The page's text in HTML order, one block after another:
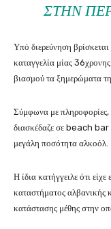
ΣΤΗΝ
Υπό διερεύνηση
καταγγελία μίας
βιασμού τα ξημερώματα
Σύμφωνα με πληροφορίες,
διασκέδαζε σε beach bar
μεγάλη ποσότητα αλκοόλ.
Η ίδια κατήγγειλε ότι
καταστήματος αλβανικής
κατάστασης μέθης στην